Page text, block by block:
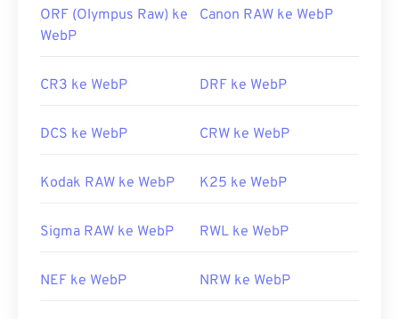
ORF (Olympus Raw) ke
WebP
Canon RAW ke WebP
CR3 ke WebP DRF ke WebP
DCS ke WebP CRW ke WebP
Kodak RAW ke WebP K25 ke WebP
Sigma RAW ke WebP RWL ke WebP
NEF ke WebP NRW ke WebP